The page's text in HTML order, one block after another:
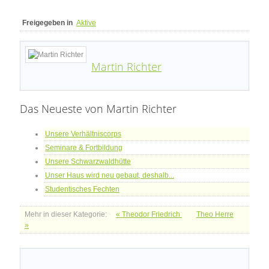
Freigegeben in Aktive
Martin Richter
Das Neueste von Martin Richter
Unsere Verhältniscorps
Seminare & Fortbildung
Unsere Schwarzwaldhütte
Unser Haus wird neu gebaut, deshalb...
Studentisches Fechten
Mehr in dieser Kategorie: « Theodor Friedrich
Theo Herre
»